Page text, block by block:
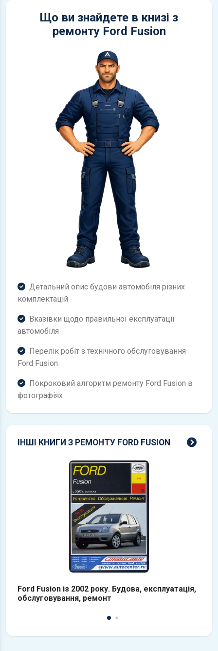
Що ви знайдете в книзі з
ремонту Ford Fusion
Детальний опис будови автомобіля різних
комплектацій
Вказівки щодо правильної експлуатації
автомобіля
Перелік робіт з технічного обслуговування
Ford Fusion
Покроковий алгоритм ремонту Ford Fusion в
фотографіях
ІНШІ КНИГИ З РЕМОНТУ FORD FUSION
Ford Fusion із 2002 року. Будова, експлуатація,
обслуговування, ремонт